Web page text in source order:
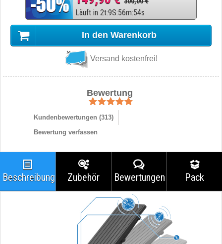
Läuft in 2t:9S:56m:53s
In den Warenkorb
Versand kostenfrei!
Bewertung
Kundenbewertungen (313)
Bewertung verfassen
Beschreibung Zubehör Bewertungen Pack